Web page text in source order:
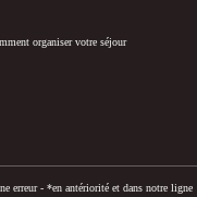
organiser votre séjour
erreur - *en antériorité et dans notre ligne